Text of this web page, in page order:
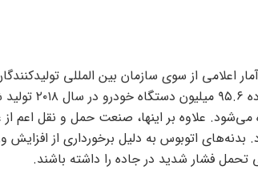
اعلامی از سوی سازمان بین المللی
موتوری می‌تواند، راهگشا باشد.
کیلوگرم فولاد استفاده می‌شود. علاوه بر اینها، صنعت حمل و نقل
اتوبوس به دلیل برخورداری از افزایش
تحمل فشار شدید در جاده را داشته باشند.